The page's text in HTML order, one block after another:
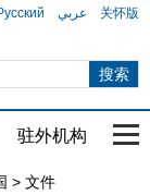
عربي 关怀版
驻外机构 国
> 文件